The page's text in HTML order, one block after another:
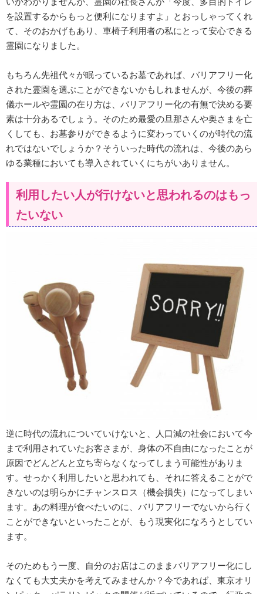
を設置するからもっと便利になりますよ」とおっしゃってくれ
て、そのおかげもあり、車椅子利用者の私にとって安心できる
霊園になりました。
もちろん先祖代々が眠っているお墓であれば、バリアフリー化
された霊園を選ぶことができないかもしれませんが、今後の葬
儀ホールや霊園の在り方は、バリアフリー化の有無で決める要
素は十分あるでしょう。そのため最愛の旦那さんや奥さまを亡
くしても、お墓参りができるように変わっていくのが時代の流
れではないでしょうか？そういった時代の流れは、今後のあら
ゆる業種においても導入されていくにちがいありません。
利用したい人が行けないと思われるのはもっ
たいない
逆に時代の流れについていけないと、人口減の社会において今
まで利用されていたお客さまが、身体の不自由になったことが
原因でどんどんと立ち寄らなくなってしまう可能性がありま
す。せっかく利用したいと思われても、それに答えることがで
きないのは明らかにチャンスロス（機会損失）になってしまい
ます。あの料理が食べたいのに、バリアフリーでないから行く
ことができないといったことが、もう現実化になろうとしてい
ます。
そのためもう一度、自分のお店はこのままバリアフリー化にし
なくても大丈夫かを考えてみませんか？今であれば、東京オリ